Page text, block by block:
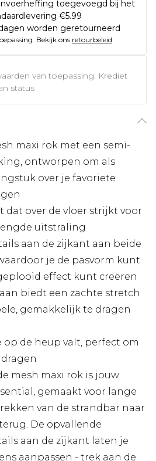
toegevoegd bij het
€5.99
worden geretourneerd
Bekijk ons retourbeleid
van toepassing. Krediet
status
maxi rok met een semi-
ontworpen om als
over je favoriete
dat over de vloer strijkt voor
uitstraling
aan de zijkant aan beide
je de pasvorm kunt
effect kunt creëren
biedt een zachte stretch
gemakkelijk te dragen
de heup valt, perfect om
mesh maxi rok is jouw
gemaakt voor lange
van de strandbar naar
De opvallende
aan de zijkant laten je
aanpassen - trek aan de